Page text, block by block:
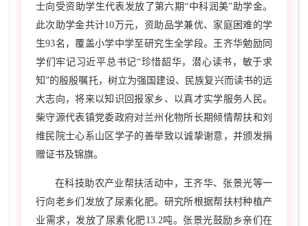
士向受资助学生代表发放了第六期“中科润美”助学金。
此次助学金共计10万元，资助品学兼优、家庭困难的学
生93名，覆盖小学中学至研究生全学段。王齐华勉励同
学们牢记习近平总书记“珍惜韶华，潜心读书，敏于求
知”的殷殷嘱托，树立为强国建设、民族复兴而读书的远
大志向，将来以知识回报家乡、以真才实学服务人民。
柴守源代表镇党委政府对兰州化物所长期倾情帮扶和刘
维民院士心系山区学子的善举致以诚挚谢意，并颁发捐
赠证书及锦旗。
在科技助农产业帮扶活动中，王齐华、张景光等一
行向老乡们发放了尿素化肥。研究所根据帮扶村种植产
业需求，发放了尿素化肥13.2吨。张景光鼓励乡亲们在